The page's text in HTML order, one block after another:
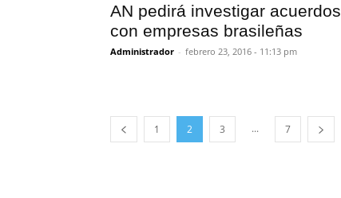
AN pedirá investigar acuerdos
con empresas brasileñas
Administrador - febrero 23, 2016 - 11:13 pm
1 2 3 ... 7